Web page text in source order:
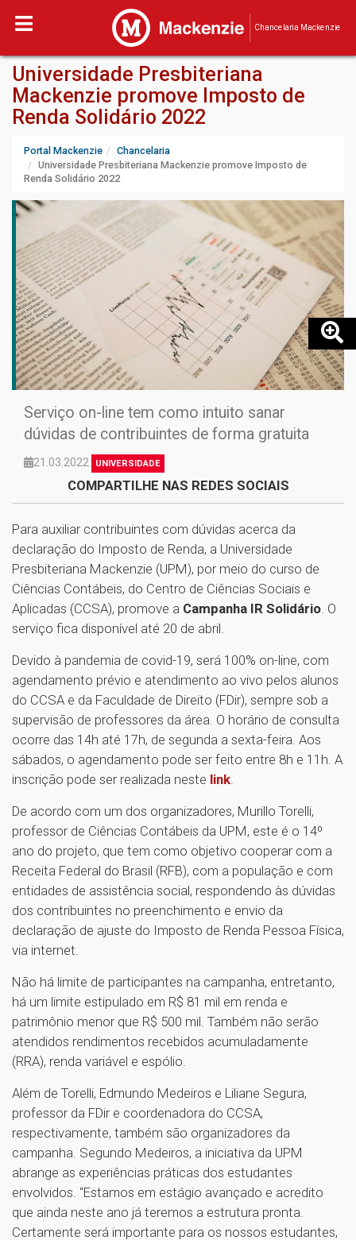
Chancelaria Mackenzie
Universidade Presbiteriana
Mackenzie promove Imposto de
Renda Solidário 2022
Portal Mackenzie
Chancelaria
Universidade Presbiteriana Mackenzie promove Imposto de
Renda Solidário 2022
Serviço on-line tem como intuito sanar
dúvidas de contribuintes de forma gratuita
21.03.2022 UNIVERSIDADE
COMPARTILHE NAS REDES SOCIAIS
Para auxiliar contribuintes com dúvidas acerca da
declaração do Imposto de Renda, a Universidade
Presbiteriana Mackenzie (UPM), por meio do curso de
Ciências Contábeis, do Centro de Ciências Sociais e
Aplicadas (CCSA), promove a Campanha IR Solidário . O
serviço fica disponível até 20 de abril.
Devido à pandemia de covid-19, será 100% on-line, com
agendamento prévio e atendimento ao vivo pelos alunos
do CCSA e da Faculdade de Direito (FDir), sempre sob a
supervisão de professores da área. O horário de consulta
ocorre das 14h até 17h, de segunda a sexta-feira. Aos
sábados, o agendamento pode ser feito entre 8h e 11h. A
inscrição pode ser realizada neste link
De acordo com um dos organizadores, Murillo Torelli,
professor de Ciências Contábeis da UPM, este é o 14º
ano do projeto, que tem como objetivo cooperar com a
Receita Federal do Brasil (RFB), com a população e com
entidades de assistência social, respondendo às dúvidas
dos contribuintes no preenchimento e envio da
declaração de ajuste do Imposto de Renda Pessoa Física,
via internet.
Não há limite de participantes na campanha, entretanto,
há um limite estipulado em R$ 81 mil em renda e
patrimônio menor que R$ 500 mil. Também não serão
atendidos rendimentos recebidos acumuladamente
(RRA), renda variável e espólio.
Além de Torelli, Edmundo Medeiros e Liliane Segura,
professor da FDir e coordenadora do CCSA,
respectivamente, também são organizadores da
campanha. Segundo Medeiros, a iniciativa da UPM
abrange as experiências práticas dos estudantes
envolvidos. “Estamos em estágio avançado e acredito
que ainda neste ano já teremos a estrutura pronta.
Certamente será importante para os nossos estudantes,